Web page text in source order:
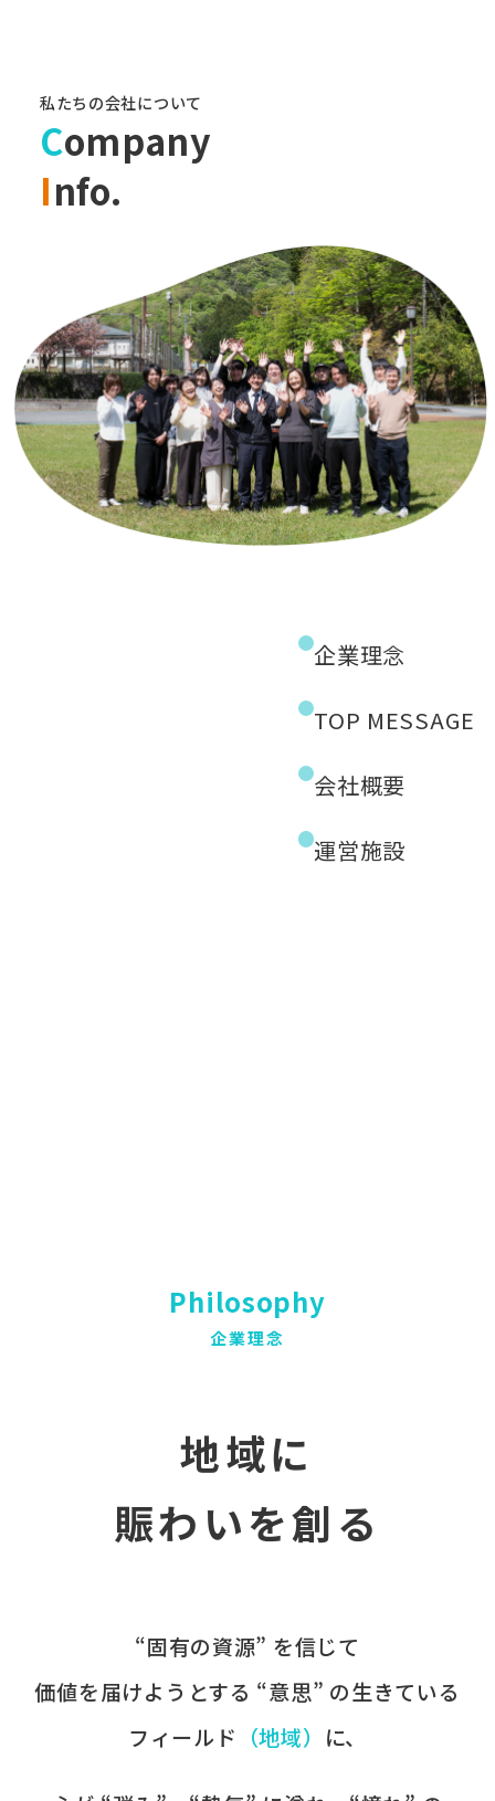
私たちの会社について
Company
Info.
企業理念
TOP MESSAGE
会社概要
運営施設
Philosophy
企業理念
地域に
賑わいを創る
“固有の​資源” を​信じて
価値を​届けようとする​ “意思” の​生きている
フィールド ​（地域） に、​